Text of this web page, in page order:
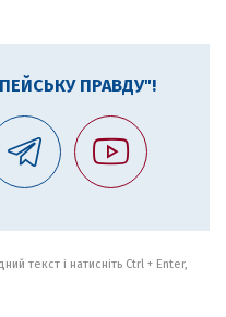
ПРАВДУ"!
текст і натисніть Ctrl + Enter,